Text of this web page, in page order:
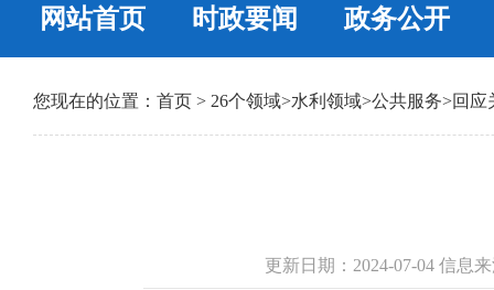
网站首页 时政要闻 政务公开
您现在的位置： 首页 > 26个领域>水利领域>公共服务>回应
更新日期：2024-07-04 信息